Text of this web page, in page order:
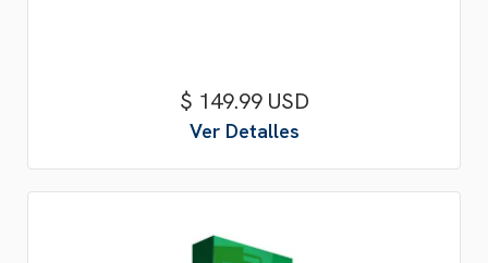
$ 149.99 USD
Ver Detalles